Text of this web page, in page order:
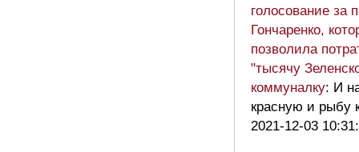
голосование за
Гончаренко,
позволила
"тысячу
коммуналку: И
красную и рыбу
2021-12-03